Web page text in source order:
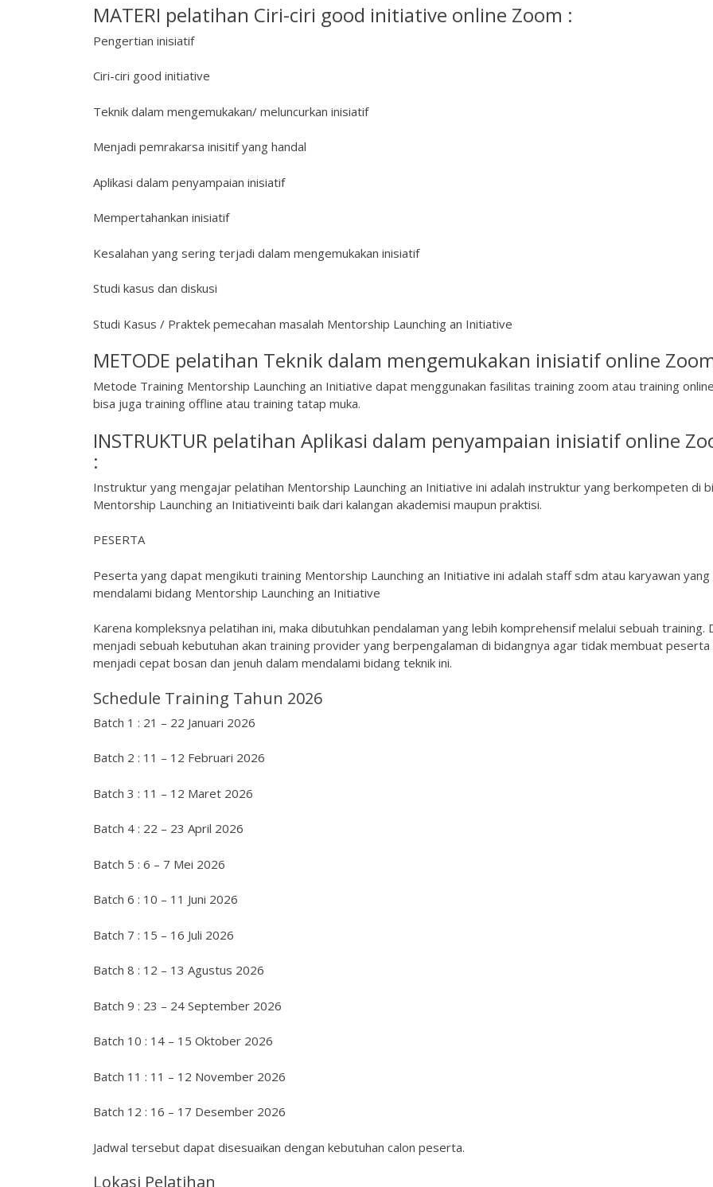
MATERI pelatihan Ciri-ciri good initiative online Zoom :
Pengertian inisiatif
Ciri-ciri good initiative
Teknik dalam mengemukakan/ meluncurkan inisiatif
Menjadi pemrakarsa inisitif yang handal
Aplikasi dalam penyampaian inisiatif
Mempertahankan inisiatif
Kesalahan yang sering terjadi dalam mengemukakan inisiatif
Studi kasus dan diskusi
Studi Kasus / Praktek pemecahan masalah Mentorship Launching an Initiative
METODE pelatihan Teknik dalam mengemukakan inisiatif online
Metode Training Mentorship Launching an Initiative dapat menggunakan fasilitas training zoom atau training
bisa juga training offline atau training tatap muka.
INSTRUKTUR pelatihan Aplikasi dalam penyampaian inisiatif online
:
Instruktur yang mengajar pelatihan Mentorship Launching an Initiative ini adalah instruktur yang berkompeten di
Mentorship Launching an Initiativeinti baik dari kalangan akademisi maupun praktisi.
PESERTA
Peserta yang dapat mengikuti training Mentorship Launching an Initiative ini adalah staff sdm atau karyawan yang
mendalami bidang Mentorship Launching an Initiative
Karena kompleksnya pelatihan ini, maka dibutuhkan pendalaman yang lebih komprehensif melalui sebuah training.
menjadi sebuah kebutuhan akan training provider yang berpengalaman di bidangnya agar tidak membuat peserta
menjadi cepat bosan dan jenuh dalam mendalami bidang teknik ini.
Schedule Training Tahun 2026
Batch 1 : 21 – 22 Januari 2026
Batch 2 : 11 – 12 Februari 2026
Batch 3 : 11 – 12 Maret 2026
Batch 4 : 22 – 23 April 2026
Batch 5 : 6 – 7 Mei 2026
Batch 6 : 10 – 11 Juni 2026
Batch 7 : 15 – 16 Juli 2026
Batch 8 : 12 – 13 Agustus 2026
Batch 9 : 23 – 24 September 2026
Batch 10 : 14 – 15 Oktober 2026
Batch 11 : 11 – 12 November 2026
Batch 12 : 16 – 17 Desember 2026
Jadwal tersebut dapat disesuaikan dengan kebutuhan calon peserta.
Lokasi Pelatihan